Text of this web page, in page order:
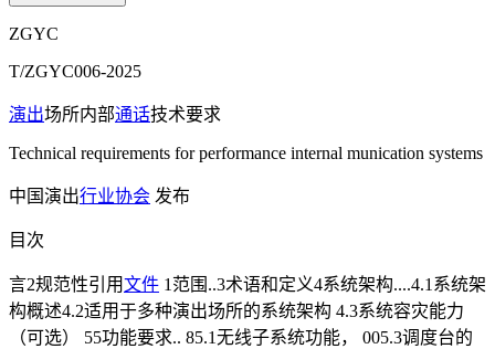
ZGYC
T/ZGYC006-2025
演出场所内部通话技术要求
Technical requirements for performance internal munication systems
中国演出行业协会 发布
目次
言2规范性引用文件 1范围..3术语和定义4系统架构....4.1系统架
构概述4.2适用于多种演出场所的系统架构 4.3系统容灾能力
（可选） 55功能要求.. 85.1无线子系统功能， 005.3调度台的